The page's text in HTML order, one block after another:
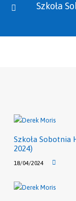
Szkoła
Szkoła Sobotnia
2024)
18/04/2024